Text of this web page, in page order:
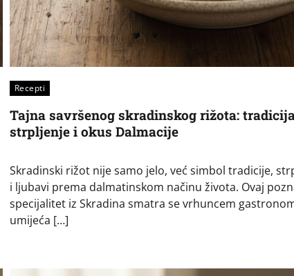
Recepti
Tajna savršenog skradinskog rižota:
strpljenje i okus Dalmacije
Skradinski rižot nije samo jelo, već simbol tradicije,
i ljubavi prema dalmatinskom načinu života. Ovaj
specijalitet iz Skradina smatra se vrhuncem
umijeća […]